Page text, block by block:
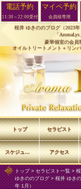
桜井 ゆきののブログ（2023
「
豪華個室の会員
オイルトリートメント＋リン
トップ> セラピスト一覧 >
ゆきののブログ > 桜井 ゆき
年 1月）
トップ セラピスト
スケジュール アクセス
電話予約
11:30～22:00受付
マイペ予約
会員様専用